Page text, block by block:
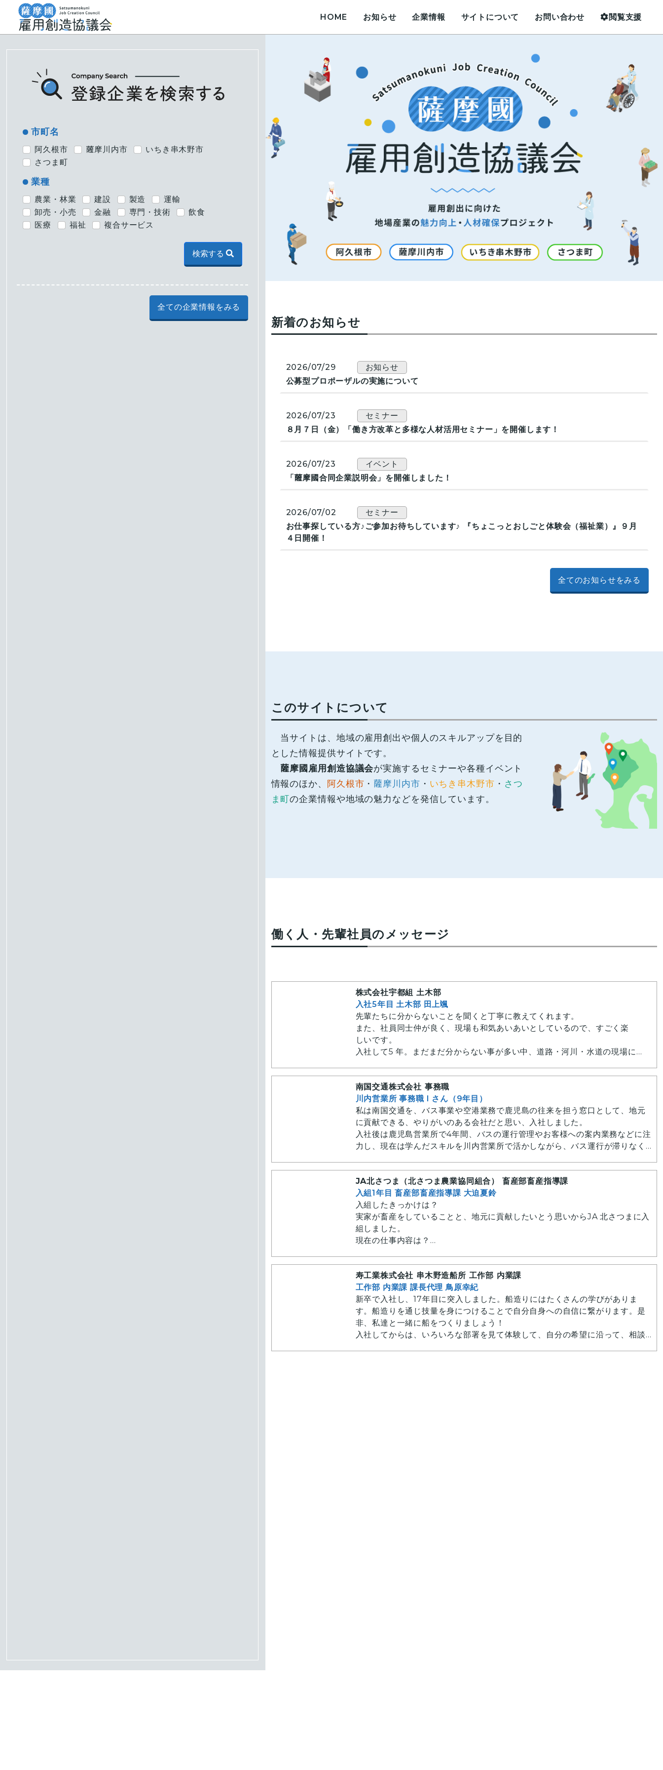
HOME お知らせ 企業情報 サイトについて お問い合わせ 閲覧支援
市町名
阿久根市 薩󠄀摩川内市
いちき串木野市
さつま町
業種
農業・林業 建設 製造
運輸
卸売・小売
金融 専門・技術
飲食
医療
福祉 複合サービス
検索する
全ての企業情報をみる
新着のお知らせ
2026/07/29
お知らせ
公募型プロポーザルの実施について
2026/07/23
セミナー
８月７日（金）「働き方改革と多様な人材活用セミナー」を開催します！
2026/07/23
イベント
「薩󠄀摩國合同企業説明会」を開催しました！
2026/07/02
セミナー
お仕事探している方♪ご参加お待ちしています♪ 『ちょこっとおしごと体験会（福祉業）』９月
４日開催！
全てのお知らせをみる
このサイトについて
当サイトは、地域の雇用創出や個人のスキルアップを目的
とした情報提供サイトです。
薩󠄀󠄀摩國雇用創造協議会が実施するセミナーや各種イベント
情報のほか、 阿久根市 ・ 薩󠄀摩川内市 ・ いちき串木野市 ・ さつ
ま町の企業情報や地域の魅力などを発信しています。
働く人・先輩社員のメッセージ
株式会社宇都組 土木部
入社5年目 土木部 田上颯
先輩たちに分からないことを聞くと丁寧に教えてくれます。
また、社員同士仲が良く、現場も和気あいあいとしているので、すごく楽
しいです。
入社して5 年。まだまだ分からない事が多い中、道路・河川・水道の現場に
ちの日々の暮らしを支えていることを実感しています。
僕たちと一緒に日本の明日（みらい）を築きませんか。
南国交通株式会社 事務職
川内営業所 事務職 I さん（9年目）
私は南国交通を、バス事業や空港業務で鹿児島の往来を担う窓口として、地元
に貢献できる、やりがいのある会社だと思い、入社しました。
入社後は鹿児島営業所で4年間、バスの運行管理やお客様への案内業務などに注
力し、現在は学んだスキルを川内営業所で活かしながら、バス運行が滞りなく
お客様を安全・快適にお送りする仕事なので緊張感や責任感はありますが、そ
の分、乗り越えた時の喜びを実感できる仕事だと私は思っています。
ぜひ職場見学などに来てみてください。
JA北さつま（北さつま農業協同組合） 畜産部畜産指導課
入組1年目 畜産部畜産指導課 大迫夏鈴
入組したきっかけは？
実家が畜産をしていることと、地元に貢献したいとう思いからJA 北さつまに入
組しました。
現在の仕事内容は？
ます。
寿工業株式会社 串木野造船所 工作部 内業課
工作部 内業課 課長代理 鳥原幸紀
新卒で入社し、17年目に突入しました。船造りにはたくさんの学びがありま
す。船造りを通じ技量を身につけることで自分自身への自信に繋がります。是
非、私達と一緒に船をつくりましょう！
入社してからは、いろいろな部署を見て体験して、自分の希望に沿って、相談